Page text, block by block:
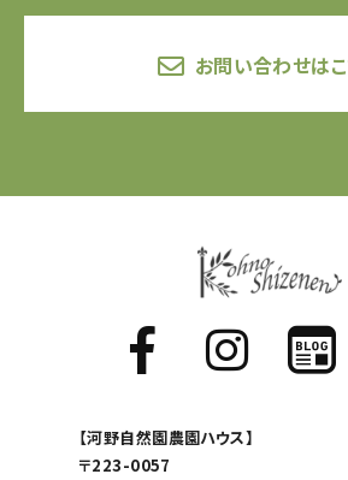
お問い合わせは
【河野自然園農園ハウス】
〒223-0057